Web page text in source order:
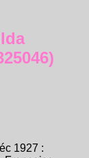
1927 :